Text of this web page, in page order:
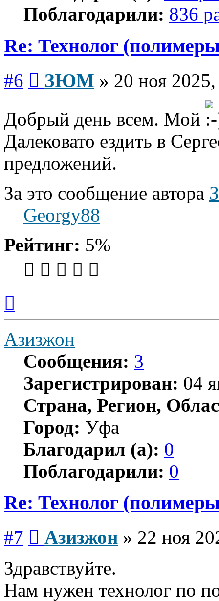
Поблагодарили: 836
Re: Технолог
#6 ЗЮМ » 20 ноя
Добрый день всем. Мой
Далековато ездить в
предложений.
За это сообщение автора
Georgy88
Рейтинг: 5%
началу
Азизжон
Сообщения: 3
Зарегистрирован: 04
Страна, Регион,
Город: Уфа
Благодарил (а): 0
Поблагодарили: 0
Re: Технолог
#7 Азизжон » 22 ноя
Здравствуйте.
Нам нужен технолог по